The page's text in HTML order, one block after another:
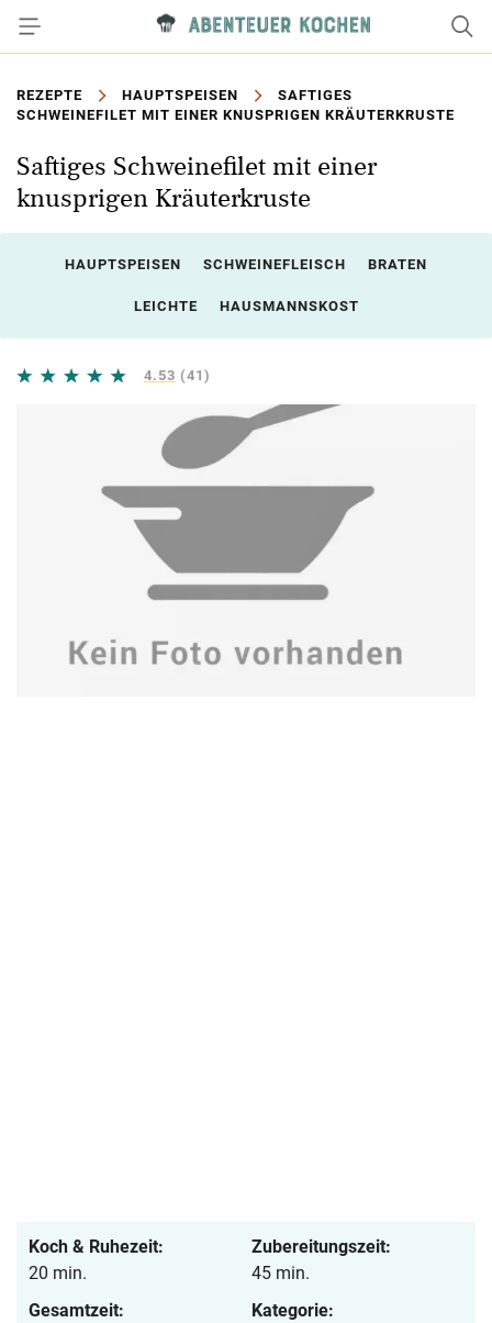
REZEPTE HAUPTSPEISEN
SAFTIGES
SCHWEINEFILET MIT EINER KNUSPRIGEN KRÄUTERKRUSTE
Saftiges Schweinefilet mit einer
knusprigen Kräuterkruste
HAUPTSPEISEN SCHWEINEFLEISCH BRATEN
LEICHTE HAUSMANNSKOST
4.53 (41)
Koch & Ruhezeit:
20 min.
Zubereitungszeit:
45 min.
Gesamtzeit:
Kategorie: